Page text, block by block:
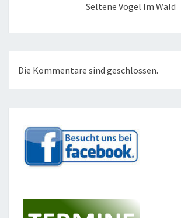
Seltene Vögel Im Wald
Die Kommentare sind geschlossen.